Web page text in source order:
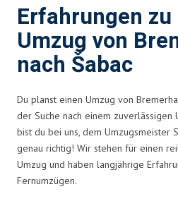
Erfahrungen
Umzug von
nach Šabac
Du planst einen Umzug von
der Suche nach einem zuverlässigen
bist du bei uns, dem Umzugsmeister
genau richtig! Wir stehen für einen
Umzug und haben langjährige
Fernumzügen.